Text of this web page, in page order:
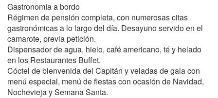
Gastronomía a bordo
Régimen de pensión completa, con numerosas citas
gastronómicas a lo largo del día. Desayuno servido en el
camarote, previa petición.
Dispensador de agua, hielo, café americano, té y helado
en los Restaurantes Buffet.
Cóctel de bienvenida del Capitán y veladas de gala con
menú especial, menú de fiestas con ocasión de Navidad,
Nochevieja y Semana Santa.